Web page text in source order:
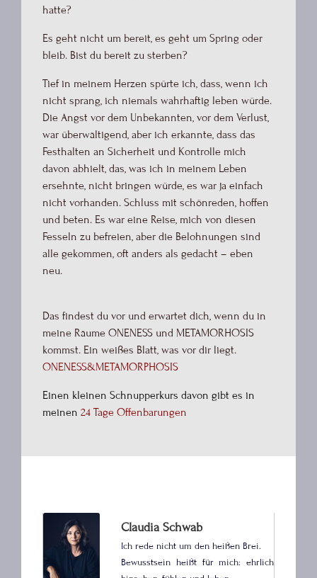
hatte?
Es geht nicht um bereit, es geht um Spring oder
bleib. Bist du bereit zu sterben?
Tief in meinem Herzen spürte ich, dass, wenn ich
nicht sprang, ich niemals wahrhaftig leben würde.
Die Angst vor dem Unbekannten, vor dem Verlust,
war überwältigend, aber ich erkannte, dass das
Festhalten an Sicherheit und Kontrolle mich
davon abhielt, das, was ich in meinem Leben
ersehnte, nicht bringen würde, es war ja einfach
nicht vorhanden. Schluss mit schönreden, hoffen
und beten. Es war eine Reise, mich von diesen
Fesseln zu befreien, aber die Belohnungen sind
alle gekommen, oft anders als gedacht – eben
neu.
Das findest du vor und erwartet dich, wenn du in
meine Räume ONENESS und METAMORHOSIS
kommst. Ein weißes Blatt, was vor dir liegt.
ONENESS&METAMORPHOSIS
Einen kleinen Schnupperkurs davon gibt es in
meinen 24 Tage Offenbarungen
Claudia Schwab
Ich rede nicht um den heißen Brei.
Bewusstsein heißt für mich: ehrlich